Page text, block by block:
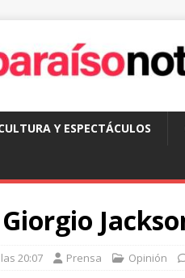
Y ESPECTÁCULOS
20:07 Prensa Opinión